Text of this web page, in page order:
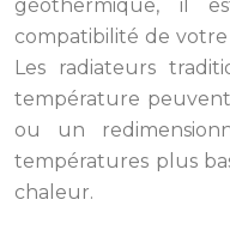
géothermique, il
compatibilité de
Les radiateurs
température
ou un
températures plus
chaleur.